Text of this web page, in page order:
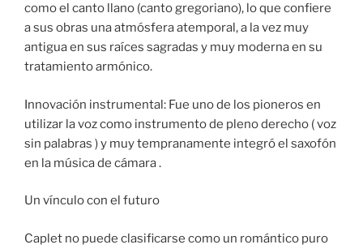
como el canto llano (canto gregoriano), lo que confiere
a sus obras una atmósfera atemporal, a la vez muy
antigua en sus raíces sagradas y muy moderna en su
tratamiento armónico.
Innovación instrumental: Fue uno de los pioneros en
utilizar la voz como instrumento de pleno derecho ( voz
sin palabras ) y muy tempranamente integró el saxofón
en la música de cámara .
Un vínculo con el futuro
Caplet no puede clasificarse como un romántico puro